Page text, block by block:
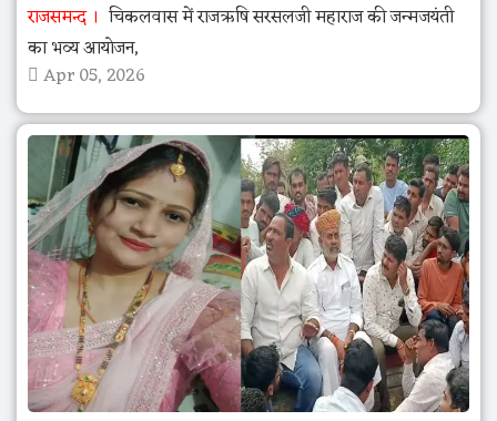
राजसमन्द
चिकलवास में राजऋषि सरसलजी महाराज की जन्मजयंती
का भव्य आयोजन,
Apr 05, 2026